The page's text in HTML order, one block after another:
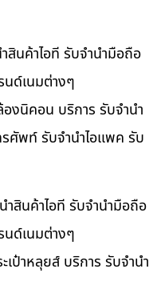
สินค้าไอที รับจำนำมือถือ
นด์เนมต่างๆ
งนิคอน บริการ รับจำนำ
ศัพท์ รับจำนำไอแพค รับ
ำสินค้าไอที รับจำนำมือถือ
นด์เนมต่างๆ
ป๋าหลุยส์ บริการ รับจำนำ